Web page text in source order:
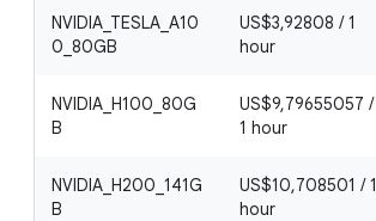
NVIDIA_TESLA_A10
0_80GB
US$3,92808 / 1
hour
NVIDIA_H100_80G
B
US$9,79655057 /
1 hour
NVIDIA_H200_141G
B
US$10,708501 / 1
hour